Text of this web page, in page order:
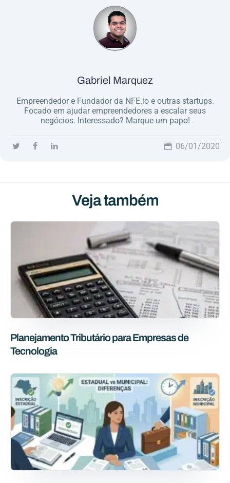
Gabriel Marquez
Empreendedor e Fundador da NFE.io e outras startups.
Focado em ajudar empreendedores a escalar seus
negócios. Interessado? Marque um papo!
06/01/2020
Veja também
Planejamento Tributário para Empresas de
Tecnologia